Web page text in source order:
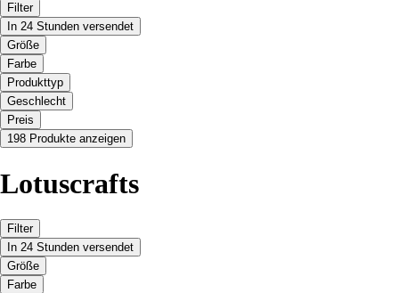
Filter
In 24 Stunden versendet
Größe
Farbe
Produkttyp
Geschlecht
Preis
198 Produkte anzeigen
Lotuscrafts
Filter
In 24 Stunden versendet
Größe
Farbe